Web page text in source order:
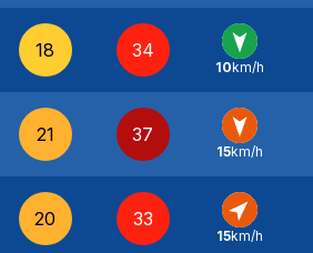
18 34
N -
10km/h
21 37
N -
15km/h
20 33
SO -
15km/h